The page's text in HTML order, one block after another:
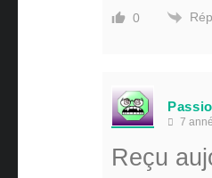
0
7
Reçu